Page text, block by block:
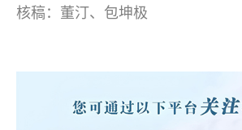
核稿：董汀、包坤极